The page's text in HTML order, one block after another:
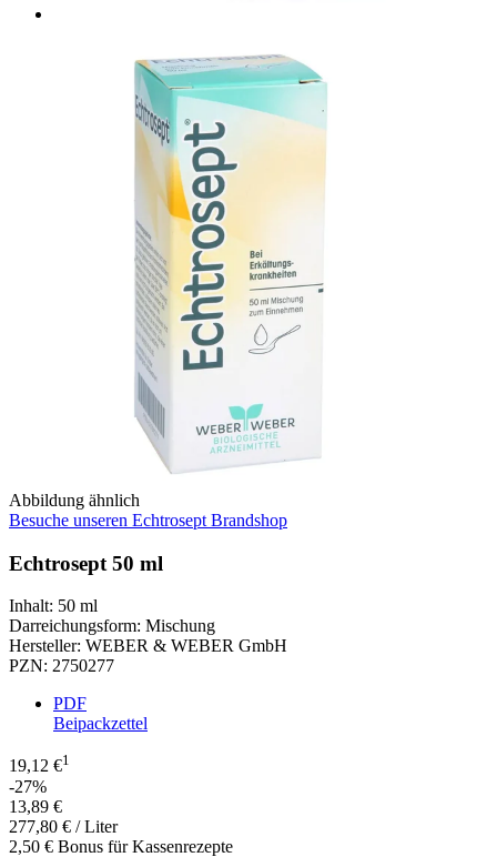
Abbildung ähnlich
Besuche unseren Echtrosept Brandshop
Echtrosept 50 ml
Inhalt: 50 ml
Darreichungsform: Mischung
Hersteller: WEBER & WEBER GmbH
PZN: 2750277
PDF
Beipackzettel
19,12 €1
-27%
13,89 €
277,80 € / Liter
2,50 € Bonus für Kassenrezepte